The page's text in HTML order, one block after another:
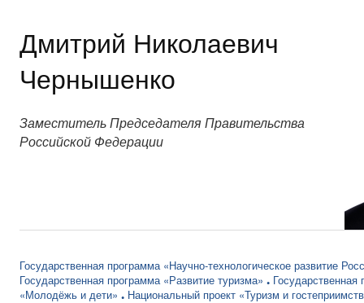
Дмитрий Николаевич
Чернышенко
Заместитель Председателя Правительства
Российской Федерации
Государственная программа «Научно-технологическое развитие
Государственная программа «Развитие туризма»
«Молодёжь и дети»
Национальный проект «Туризм и